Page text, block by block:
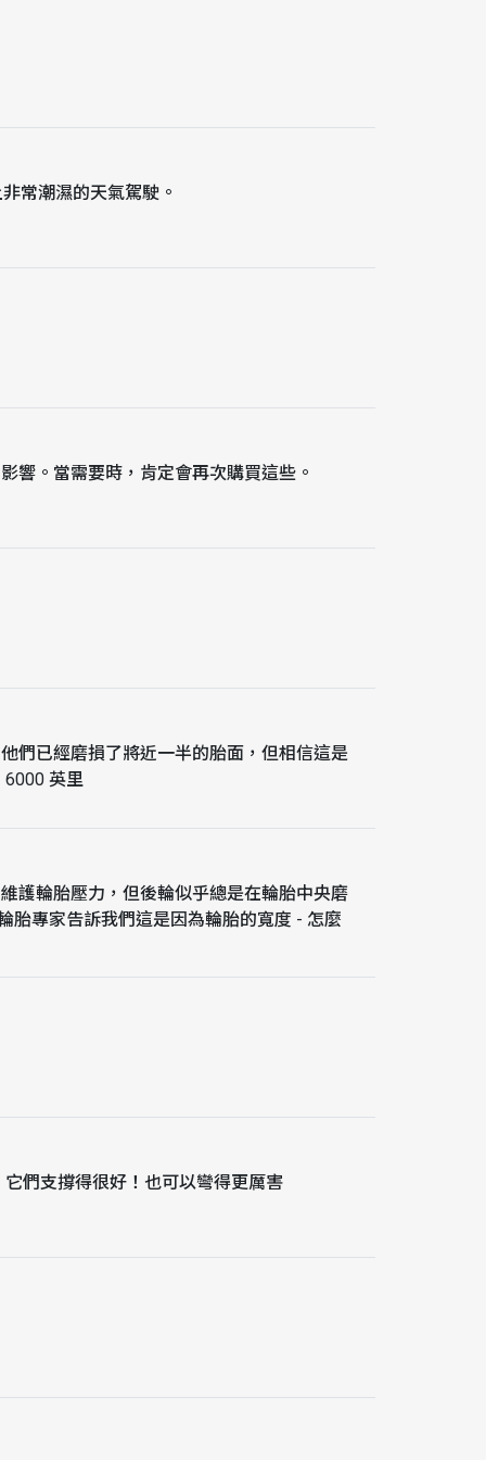
常潮濕的天氣駕駛。
響。當需要時，肯定會再次購買這些。
們已經磨損了將近一半的胎面，但相信這是
英里
護輪胎壓力，但後輪似乎總是在輪胎中央磨
胎專家告訴我們這是因為輪胎的寬度 - 怎麼
們支撐得很好！也可以彎得更厲害